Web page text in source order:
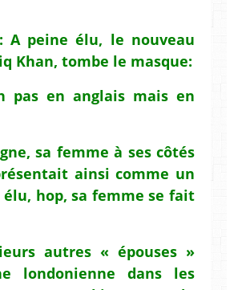
peine élu, le nouveau
Khan, tombe le masque:
pas en anglais mais en
sa femme à ses côtés
ainsi comme un
hop, sa femme se fait
autres « épouses »
londonienne dans les